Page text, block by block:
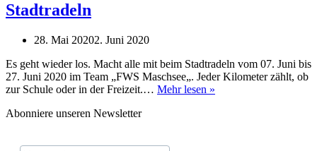
Stadtradeln
28. Mai 20202. Juni 2020
Es geht wieder los. Macht alle mit beim Stadtradeln vom 07. Juni bis
27. Juni 2020 im Team „FWS Maschsee„. Jeder Kilometer zählt, ob
zur Schule oder in der Freizeit.… Mehr lesen »
Abonniere unseren Newsletter